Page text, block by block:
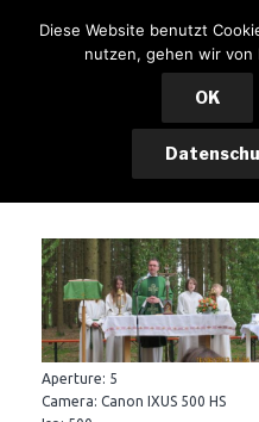
InhaltKSK
Waldfest 2013
Aperture: 5
Camera: Canon IXUS 500 HS
Diese Website benutzt
nutzen, gehen wir von
OK